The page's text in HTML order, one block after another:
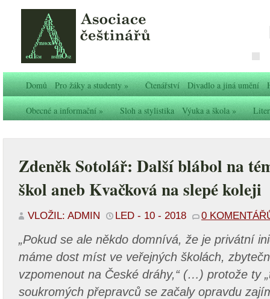
Domů Pro žáky a studenty» Čtenářství Divadlo a jiná umění
Obecné a informační» Sloh a stylistika Výuka a škola»
Zdeněk Sotolář: Další blábol na
škol aneb Kvačková na slepé koleji
VLOŽIL: ADMIN LED - 10 - 2018 0
„Pokud se ale někdo domnívá, že je privátní
máme dost míst ve veřejných školách,
vzpomenout na České dráhy,“ (…) protože ty
soukromých přepravců se začaly opravdu